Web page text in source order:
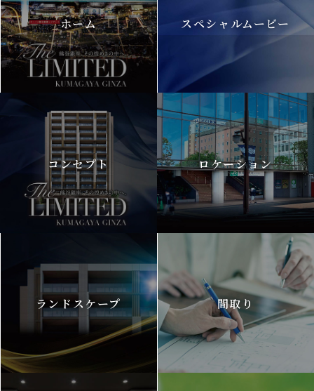
ホーム スペシャルムービー
コンセプト ロケーション
ランドスケープ 間取り